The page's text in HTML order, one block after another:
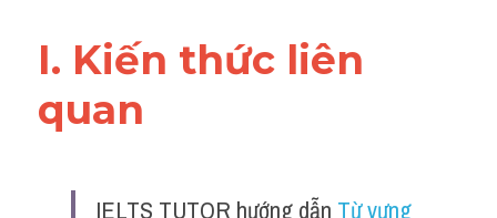
I. Kiến thức liên
quan
IELTS TUTOR hướng dẫn Từ vựng